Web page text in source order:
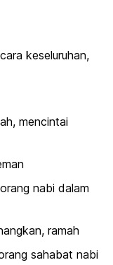
keseluruhan,
mencintai
nabi dalam
ramah
sahabat nabi